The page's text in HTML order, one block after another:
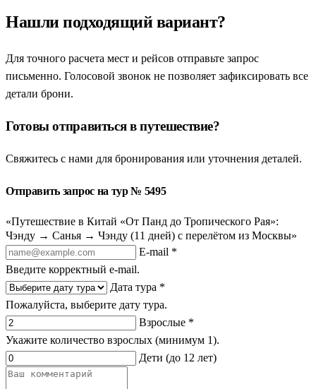
Нашли подходящий вариант?
Для точного расчета мест и рейсов отправьте запрос
письменно. Голосовой звонок не позволяет зафиксировать все
детали брони.
Готовы отправиться в путешествие?
Свяжитесь с нами для бронирования или уточнения деталей.
Отправить запрос на тур № 5495
«Путешествие в Китай «От Панд до Тропического Рая»:
Чэнду → Санья → Чэнду (11 дней) с перелётом из Москвы»
E-mail *
Введите корректный e-mail.
Дата тура *
Пожалуйста, выберите дату тура.
Взрослые *
Укажите количество взрослых (минимум 1).
Дети (до 12 лет)